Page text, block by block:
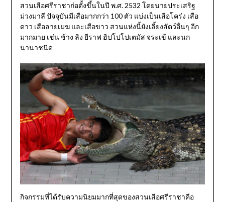
สวนเสือศรีราชาก่อตั้งขึ้นในปี พ.ศ. 2532 โดยนายประเสริฐ
ม่วงมาลี ปัจจุบันมีเสือมากกว่า 100 ตัว แบ่งเป็นเสือโคร่ง เสือ
ดาว เสือลายเมฆ และเสือขาว สวนแห่งนี้ยังเลี้ยงสัตว์อื่นๆ อีก
มากมาย เช่น ช้าง ลิง ยีราฟ ฮิปโปโปเตมัส จระเข้ และนก
นานาชนิด
กิจกรรมที่ได้รับความนิยมมากที่สุดของสวนเสือศรีราชาคือ